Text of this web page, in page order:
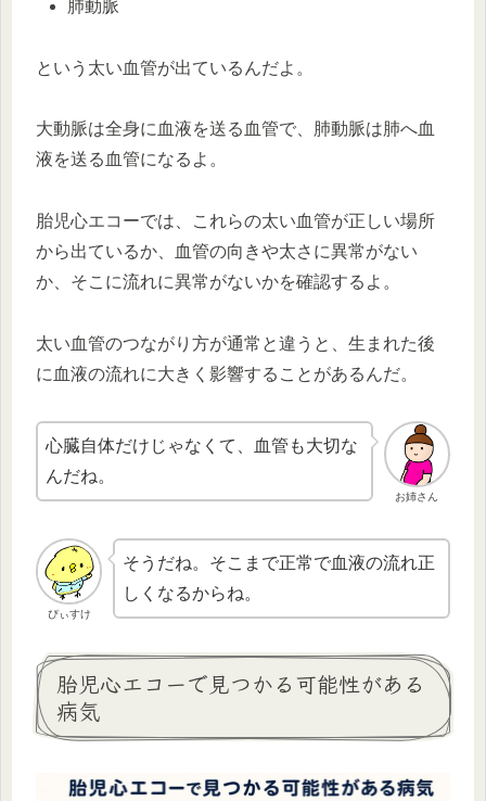
肺動脈
という太い血管が出ているんだよ。
大動脈は全身に血液を送る血管で、肺動脈は肺へ血
液を送る血管になるよ。
胎児心エコーでは、これらの太い血管が正しい場所
から出ているか、血管の向きや太さに異常がない
か、そこに流れに異常がないかを確認するよ。
太い血管のつながり方が通常と違うと、生まれた後
に血液の流れに大きく影響することがあるんだ。
お姉さん
心臓自体だけじゃなくて、血管も大切な
んだね。
ぴぃすけ
そうだね。そこまで正常で血液の流れ正
しくなるからね。
胎児心エコーで見つかる可能性がある
病気